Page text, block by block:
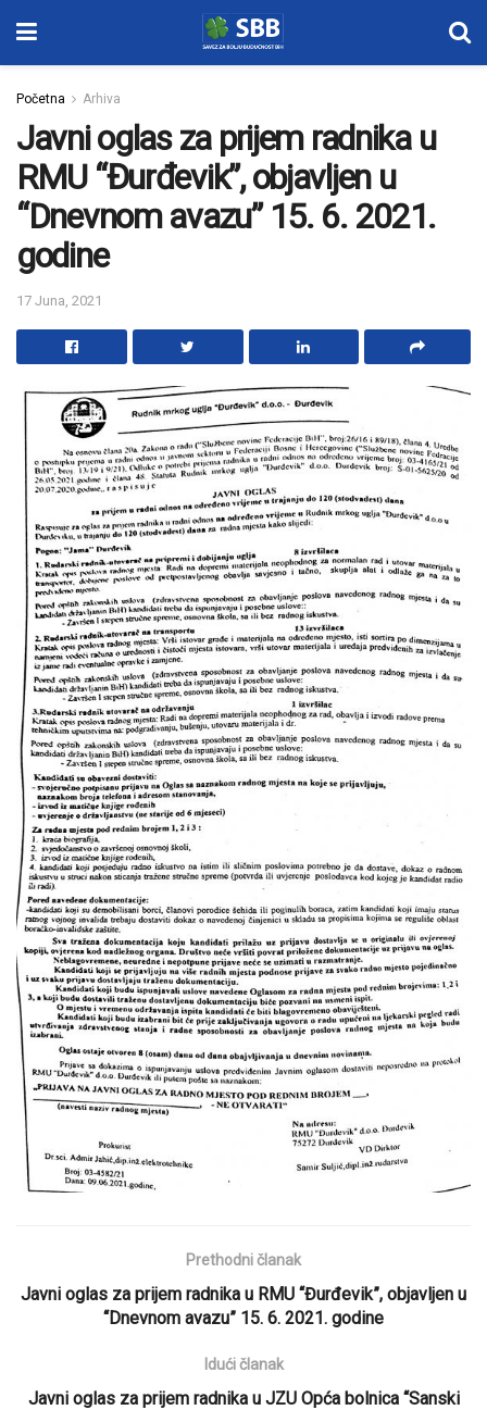
Početna Arhiva
Javni oglas za prijem radnika u
RMU “Đurđevik”, objavljen u
“Dnevnom avazu” 15. 6. 2021.
godine
17 Juna, 2021
Prethodni članak
Javni oglas za prijem radnika u RMU “Đurđevik”, objavljen u
“Dnevnom avazu” 15. 6. 2021. godine
Idući članak
Javni oglas za prijem radnika u JZU Opća bolnica “Sanski